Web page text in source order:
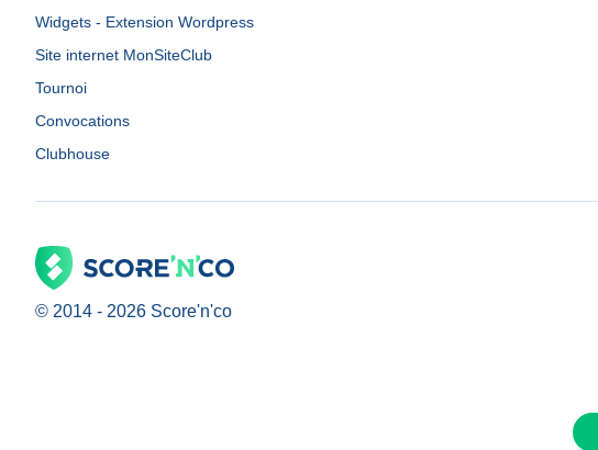
Widgets - Extension Wordpress
Site internet MonSiteClub
Tournoi
Convocations
Clubhouse
© 2014 - 2026 Score'n'co